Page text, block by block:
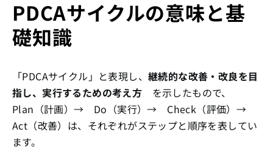
PDCAサイクルの意味と基
礎知識
「PDCAサイクル」と表現し、 継続的な改善・改良を目
指し、実行するための考え方 を示したもので、
Plan（計画）→ Do（実行）→ Check（評価）→
Act（改善）は、それぞれがステップと順序を表してい
ます。